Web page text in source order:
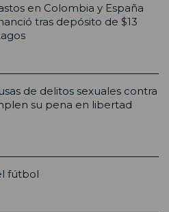
en Colombia y España
tras depósito de $13
de delitos sexuales contra
su pena en libertad
fútbol